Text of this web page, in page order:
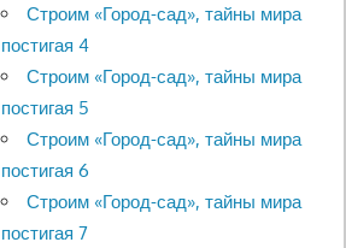
Строим «Город-сад», тайны мира
постигая 4
Строим «Город-сад», тайны мира
постигая 5
Строим «Город-сад», тайны мира
постигая 6
Строим «Город-сад», тайны мира
постигая 7